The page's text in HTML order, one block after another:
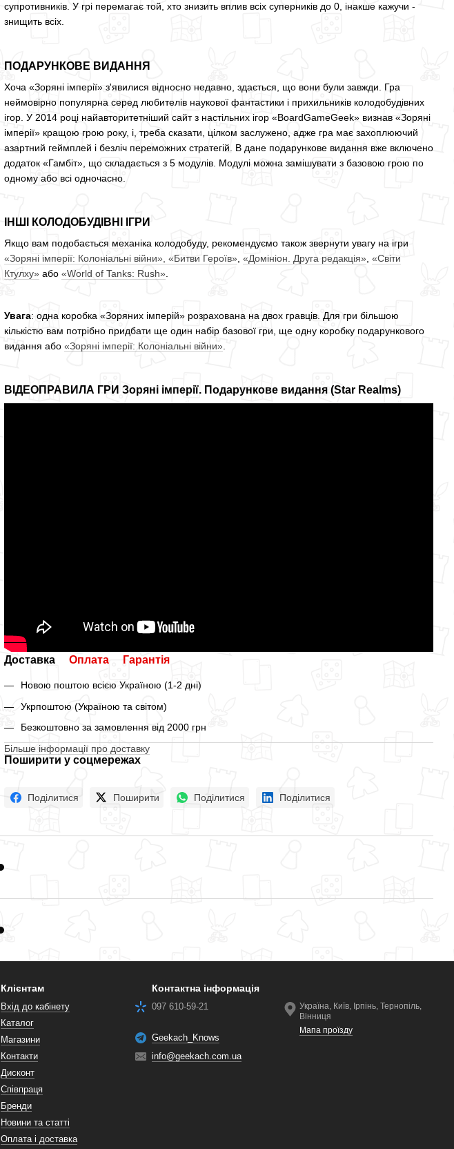
супротивників. У грі перемагає той, хто знизить вплив всіх суперників до 0, інакше кажучи -
знищить всіх.
ПОДАРУНКОВЕ ВИДАННЯ
Хоча «Зоряні імперії» з'явилися відносно недавно, здається, що вони були завжди. Гра
неймовірно популярна серед любителів наукової фантастики і прихильників колодобудівних
ігор. У 2014 році найавторитетніший сайт з настільних ігор «BoardGameGeek» визнав «Зоряні
імперії» кращою грою року, і, треба сказати, цілком заслужено, адже гра має захоплюючий
азартний геймплей і безліч переможних стратегій. В дане подарункове видання вже включено
додаток «Гамбіт», що складається з 5 модулів. Модулі можна замішувати з базовою грою по
одному або всі одночасно.
ІНШІ КОЛОДОБУДІВНІ ІГРИ
Якщо вам подобається механіка колодобуду, рекомендуємо також звернути увагу на ігри
«Зоряні імперії: Колоніальні війни», «Битви Героїв» «Домініон. Друга редакція» «Світи
Ктулху» або «World of Tanks: Rush»
Увага: одна коробка «Зоряних імперій» розрахована на двох гравців. Для гри більшою
кількістю вам потрібно придбати ще один набір базової гри, ще одну коробку подарункового
видання або «Зоряні імперії: Колоніальні війни»
ВІДЕОПРАВИЛА ГРИ Зоряні імперії. Подарункове видання (Star Realms)
Доставка Оплата Гарантія
Новою поштою всією Україною (1-2 дні)
Укрпоштою (Україною та світом)
Безкоштовно за замовлення від 2000 грн
Більше інформації про доставку
Поширити у соцмережах
Поділитися Поширити Поділитися Поділитися
Клієнтам
Вхід до кабінету
Каталог
Магазини
Контакти
Дисконт
Співпраця
Бренди
Новини та статті
Оплата і доставка
Контактна інформація
097 610-59-21
Geekach_Knows
info@geekach.com.ua
Україна, Київ, Ірпінь, Тернопіль,
Вінниця
Мапа проїзду